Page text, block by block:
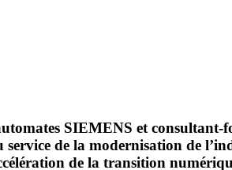
SIEMENS et
service de la modernisation de
de la transition